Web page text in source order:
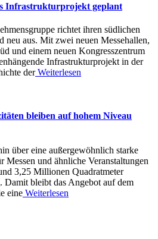
Infrastrukturprojekt geplant
richtet ihren südlichen
neu aus. Mit zwei neuen Messehallen,
und einem neuen Kongresszentrum
Infrastrukturprojekt in der
derWeiterlesen
bleiben auf hohem Niveau
über eine außergewöhnlich starke
Messen und ähnliche Veranstaltungen
3,25 Millionen Quadratmeter
bleibt das Angebot auf dem
eine Weiterlesen